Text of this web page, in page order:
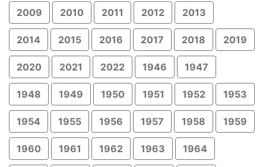
2009 2010 2011 2012 2013
2014 2015 2016 2017 2018 2019
2020 2021 2022 1946 1947
1948 1949 1950 1951 1952 1953
1954 1955 1956 1957 1958 1959
1960 1961 1962 1963 1964